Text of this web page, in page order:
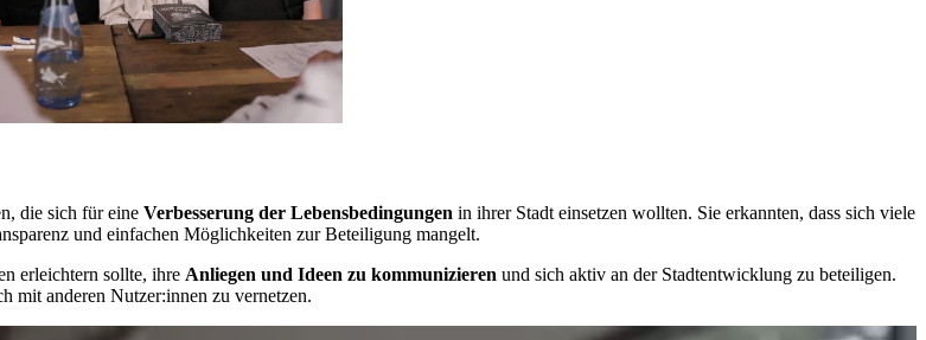
die sich für eine Ver­bes­se­rung der Le­bens­be­din­gun­gen in ih­rer Stadt ein­set­zen woll­ten. Sie er­kann­ten, dass sich vie­le
und ein­fa­chen Mög­lich­kei­ten zur Be­tei­li­gung man­gelt.
er­leich­tern soll­te, ihre An­lie­gen und Ideen zu kom­mu­ni­zie­ren und sich ak­tiv an der Stadt­ent­wick­lung zu be­tei­li­gen.
mit an­de­ren Nut­zer:in­nen zu ver­net­zen.